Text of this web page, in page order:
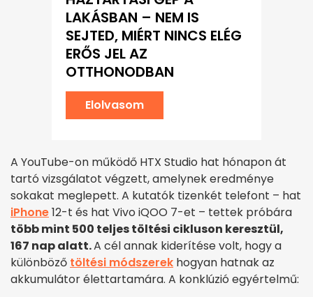
LAKÁSBAN – NEM IS
SEJTED, MIÉRT NINCS ELÉG
ERŐS JEL AZ
OTTHONODBAN
Elolvasom
A YouTube-on működő HTX Studio hat hónapon át
tartó vizsgálatot végzett, amelynek eredménye
sokakat meglepett. A kutatók tizenkét telefont – hat
iPhone12-t és hat Vivo iQOO 7-et – tettek próbára
több mint 500 teljes töltési cikluson keresztül,
167 nap alatt.A cél annak kiderítése volt, hogy a
különböző töltési módszerek hogyan hatnak az
akkumulátor élettartamára. A konklúzió egyértelmű: